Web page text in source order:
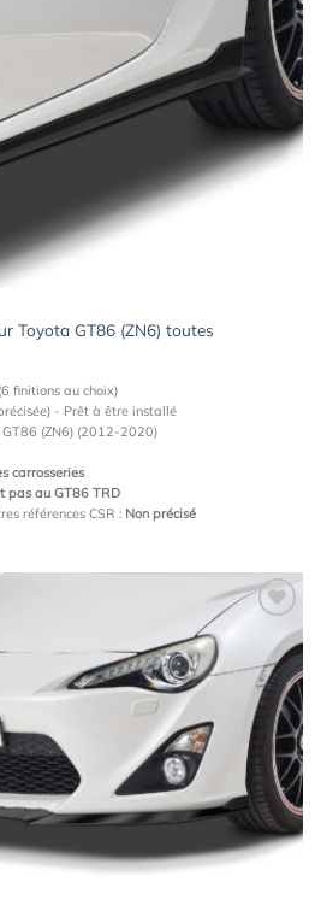
Ajouter
à la
wishlist
Toyota GT86 (ZN6) toutes
finitions au choix)
- Prêt à être installé
(ZN6) (2012-2020)
carrosseries
pas au GT86 TRD
références CSR : Non précisé
Ajouter
à la
wishlist